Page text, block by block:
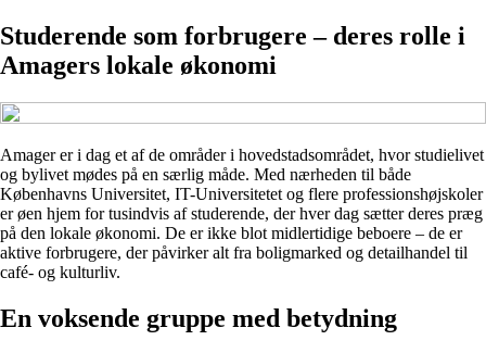
Studerende som forbrugere – deres rolle i
Amagers lokale økonomi
Amager er i dag et af de områder i hovedstadsområdet, hvor studielivet
og bylivet mødes på en særlig måde. Med nærheden til både
Københavns Universitet, IT-Universitetet og flere professionshøjskoler
er øen hjem for tusindvis af studerende, der hver dag sætter deres præg
på den lokale økonomi. De er ikke blot midlertidige beboere – de er
aktive forbrugere, der påvirker alt fra boligmarked og detailhandel til
café- og kulturliv.
En voksende gruppe med betydning